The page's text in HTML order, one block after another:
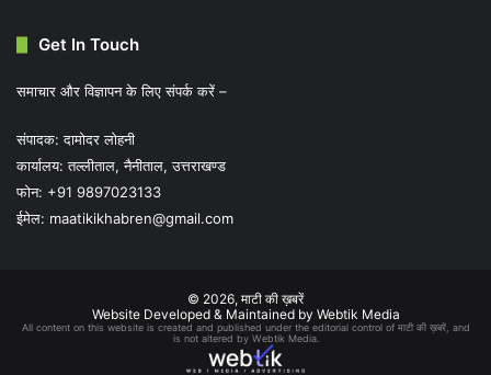
Get In Touch
समाचार और विज्ञापन के लिए संपर्क करें –
संपादक: दामोदर लोहनी
कार्यालय: तल्लीताल, नैनीताल, उत्तराखण्ड
फोन: +91 9897023133
ईमेल: maatikikhabren@gmail.com
© 2026, माटी की ख़बरें
Website Developed & Maintained by Webtik Media
All content on this website is created and published under the editorial control of माटी की ख़बरें, and
is not altered by Webtik Media.